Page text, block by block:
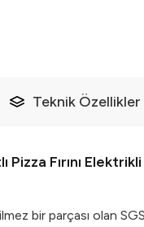
Teknik Özellikler
Pizza Fırını
bir parçası olan